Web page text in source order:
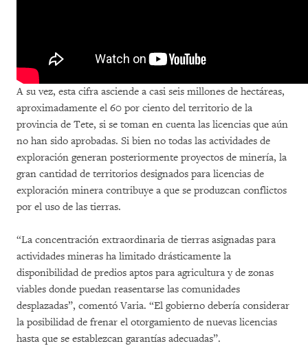
A su vez, esta cifra asciende a casi seis millones de hectáreas,
aproximadamente el 60 por ciento del territorio de la
provincia de Tete, si se toman en cuenta las licencias que aún
no han sido aprobadas. Si bien no todas las actividades de
exploración generan posteriormente proyectos de minería, la
gran cantidad de territorios designados para licencias de
exploración minera contribuye a que se produzcan conflictos
por el uso de las tierras.
“La concentración extraordinaria de tierras asignadas para
actividades mineras ha limitado drásticamente la
disponibilidad de predios aptos para agricultura y de zonas
viables donde puedan reasentarse las comunidades
desplazadas”, comentó Varia. “El gobierno debería considerar
la posibilidad de frenar el otorgamiento de nuevas licencias
hasta que se establezcan garantías adecuadas”.